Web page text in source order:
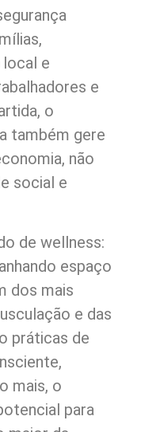
e
e
o
também gere
não
social e
de wellness:
espaço
dos mais
e das
práticas de
mais, o
para